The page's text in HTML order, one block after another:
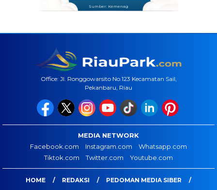
Sumber: Kemenag
Office: Jl. Ronggowarsito No.123 Kecamatan Sail,
Pekanbaru, Riau
MEDIA NETWORK
Facebook.com
Instagram.com
Whatsapp.com
Tiktok.com
Twitter.com Youtube.com
HOME REDAKSI PEDOMAN MEDIA SIBER